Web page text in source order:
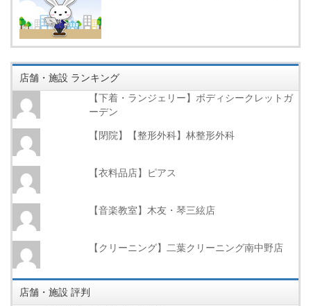
店舗・施設 ランキング
【下着・ランジェリー】ボディシークレットガ
ーデン
【閉院】【整形外科】林整形外科
【衣料品店】ピアス
【音楽教室】木友・琴三絃店
【クリーニング】二葉クリーニング南中野店
店舗・施設 評判